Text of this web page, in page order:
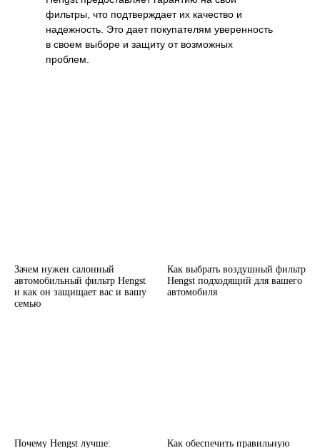
фильтры, что подтверждает их качество и
надежность. Это дает покупателям уверенность
в своем выборе и защиту от возможных
проблем.
Зачем нужен салонный
автомобильный фильтр Hengst
и как он защищает вас и вашу
семью
Как выбрать воздушный фильтр
Hengst подходящий для вашего
автомобиля
Почему Hengst лучше: Как обеспечить правильную